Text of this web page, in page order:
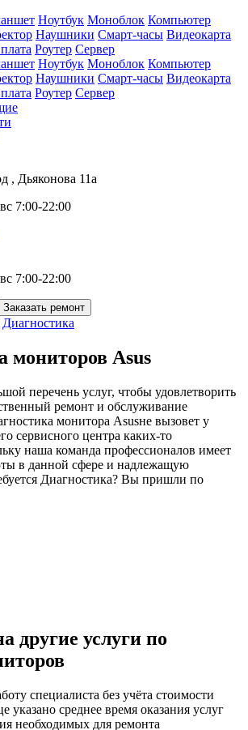
Ноутбук Моноблок Компьютер
Наушники Смарт-часы Видеокарта
Роутер Сервер
Ноутбук Моноблок Компьютер
Наушники Смарт-часы Видеокарта
Роутер Сервер
, Дьяконова 11а
7:00-22:00
7:00-22:00
Заказать ремонт
Диагностика
мониторов Asus
перечень услуг, чтобы удовлетворить
ремонт и обслуживание
монитора Asusне вызовет у
сервисного центра каких-то
наша команда профессионалов имеет
в данной сфере и надлежащую
Диагностика? Вы пришли по
другие услуги по
специалиста без учёта стоимости
указано среднее время оказания услуг
необходимых для ремонта